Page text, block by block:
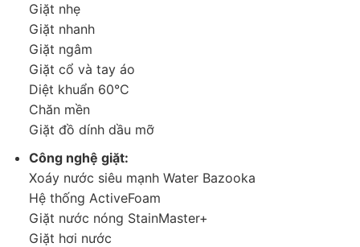
động hiệu quả và mạnh mẽ. Công nghệ này giúp tiết kiệm điện
so với các dòng máy giặt thông thường nhưng vẫn đảm bảo
khả năng vận hành êm ái, giảm thiểu tối đa tiếng ồn, sự rung
lắc.
Giặt nhẹ
Giặt nhanh
Giặt ngâm
Giặt cổ và tay áo
Diệt khuẩn 60°C
Chăn mền
Giặt đồ dính dầu mỡ
Công nghệ giặt:
Xoáy nước siêu mạnh Water Bazooka
Hệ thống ActiveFoam
Giặt nước nóng StainMaster+
Giặt hơi nước